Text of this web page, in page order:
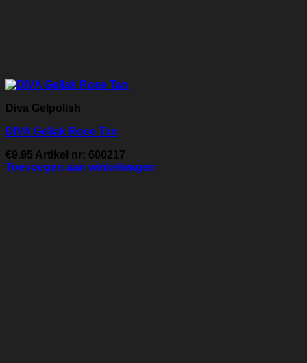
Diva Gelpolish
DIVA Gellak Rose Tan
€9.95 Artikel nr: 600217
Toevoegen aan winkelwagen